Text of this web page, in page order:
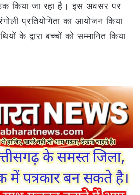
किया जा रहा है। इस अवसर पर
प्रतियोगिता का आयोजन किया
के द्वारा बच्चों को सम्मानित किया